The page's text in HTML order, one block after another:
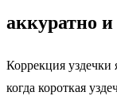
аккуратно
Коррекция
когда короткая